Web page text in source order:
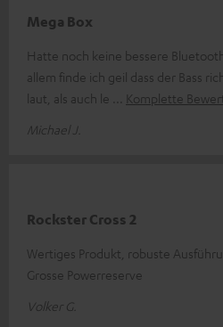
Mega Box
Hatte noch keine bessere
allem finde ich geil dass der Bass
laut, als auch le
Komplette
Michael J.
Rockster Cross 2
Wertiges Produkt, robuste
Grosse Powerreserve
Volker G.